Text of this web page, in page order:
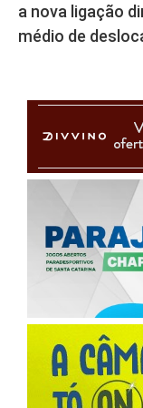
a nova ligação
médio de